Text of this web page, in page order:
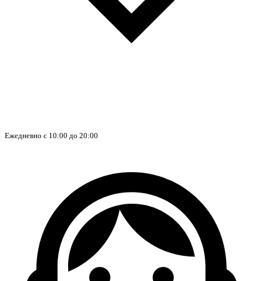
Ежедневно с 10:00 до 20:00